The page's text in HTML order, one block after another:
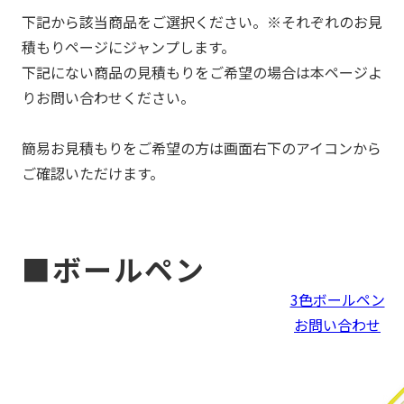
下記から該当商品をご選択ください。※それぞれのお見
積もりページにジャンプします。
下記にない商品の見積もりをご希望の場合は本ページよ
りお問い合わせください。
簡易お見積もりをご希望の方は画面右下のアイコンから
ご確認いただけます。
■ボールペン
3色ボールペン
お問い合わせ